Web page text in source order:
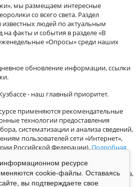
мы размещаем интересные
со всего света. Раздел
людей по актуальным
факты и события в разделе «В
«Опросы» среди наших
обновление информации, ссылки
- наш главный приоритет.
применяются рекомендательные
технологии предоставления
систематизации и анализа сведений,
пользователей сети «Интернет»,
Российской Федерации).Подробная
Область, г.Кемерово, ул.Кузбасская 33а,
ресурсе
cookie-файлы. Оставаясь
вы подтверждаете свое